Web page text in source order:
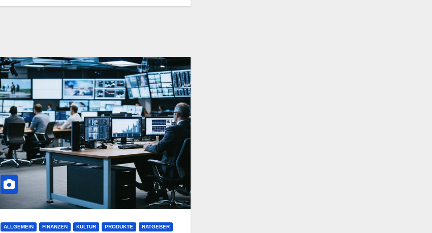
ALLGEMEIN FINANZEN KULTUR PRODUKTE RATGEBER